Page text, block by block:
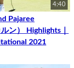
4:40
Pajaree
ン） Highlights｜
2021